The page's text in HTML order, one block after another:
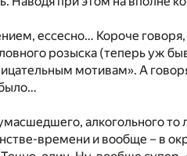
ессесно… Короче
розыска (теперь уж
мотивам». А
алкогольного то
времени и вообще – в